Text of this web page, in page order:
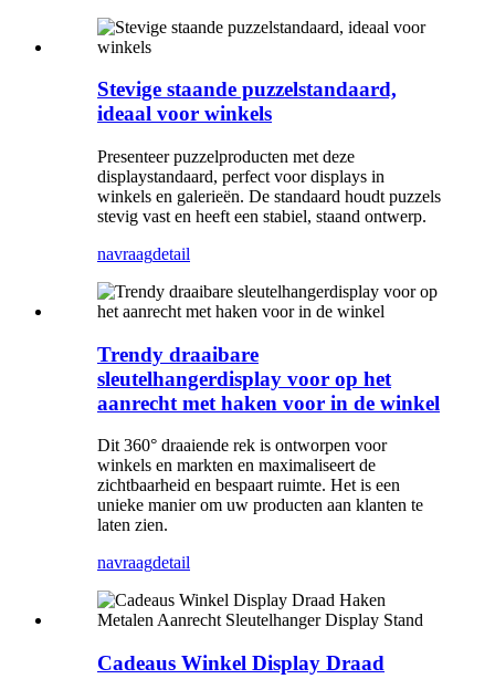
Stevige staande puzzelstandaard,
ideaal voor winkels
Presenteer puzzelproducten met deze
displaystandaard, perfect voor displays in
winkels en galerieën. De standaard houdt puzzels
stevig vast en heeft een stabiel, staand ontwerp.
navraagdetail
Trendy draaibare
sleutelhangerdisplay voor op het
aanrecht met haken voor in de winkel
Dit 360° draaiende rek is ontworpen voor
winkels en markten en maximaliseert de
zichtbaarheid en bespaart ruimte. Het is een
unieke manier om uw producten aan klanten te
laten zien.
navraagdetail
Cadeaus Winkel Display Draad